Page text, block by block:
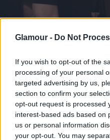
Glamour - Do Not
If you wish to opt-out of the
processing of your personal
targeted advertising by us,
section to confirm your
opt-out request is processed
interest-based ads based on
us or personal information
your opt-out. You may